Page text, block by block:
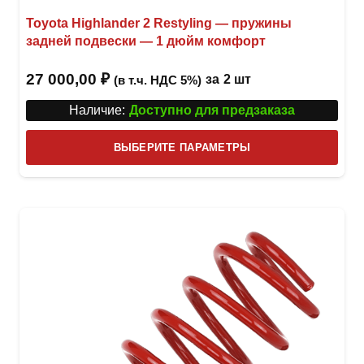
Toyota Highlander 2 Restyling — пружины
задней подвески — 1 дюйм комфорт
27 000,00 ₽ (в т.ч. НДС 5%) за 2 шт
Наличие: Доступно для предзаказа
ВЫБЕРИТЕ ПАРАМЕТРЫ
товар